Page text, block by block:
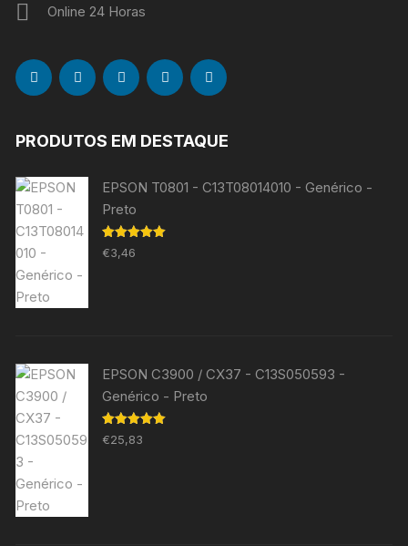
Online 24 Horas
PRODUTOS EM DESTAQUE
EPSON T0801 - C13T08014010 - Genérico -
Preto
Avaliação
5.00 de 5
€3,46
EPSON C3900 / CX37 - C13S050593 -
Genérico - Preto
Avaliação
5.00 de 5
€25,83